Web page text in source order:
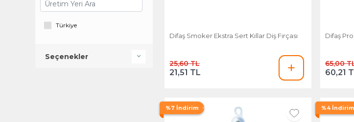
Difaş Smoker Ekstra Sert Kıllar Diş Fırçası
25,60 TL
21,51 TL
Difaş
65,00
60,21
%7 İndirim %4 İndirim
Türkiye
Seçenekler